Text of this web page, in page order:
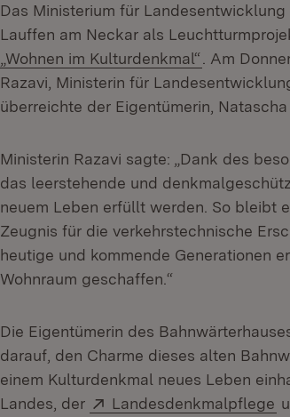
Das Ministerium für
Lauffen am Neckar als
„Wohnen im Kulturdenkmal“ (Öffnet in
. Am
Razavi, Ministerin für
überreichte der Eigentümerin,
Ministerin Razavi sagte: „Dank des
das leerstehende und
neuem Leben erfüllt werden. So bleibt
Zeugnis für die verkehrstechnische
heutige und kommende Generationen
Wohnraum geschaffen.“
Die Eigentümerin des
darauf, den Charme dieses alten
einem Kulturdenkmal neues Leben
Landes, der
Extern:
Landesdenkmalpflege